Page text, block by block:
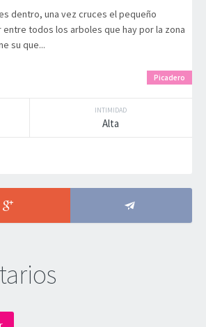
dentro, una vez cruces el pequeño
todos los arboles que hay por la zona
su que...
Picadero
INTIMIDAD
Alta